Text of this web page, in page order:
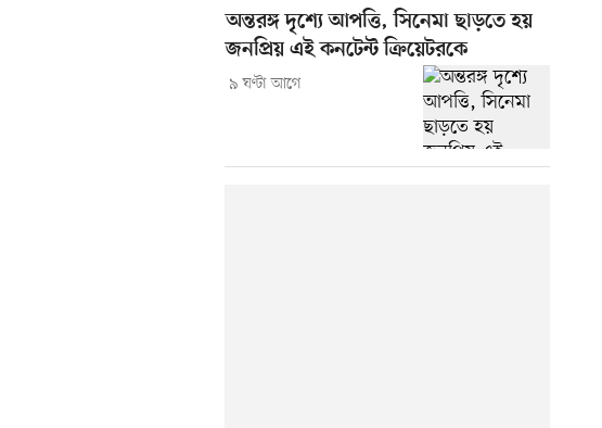
অন্তরঙ্গ দৃশ্যে আপত্তি, সিনেমা ছাড়তে হয়
জনপ্রিয় এই কনটেন্ট ক্রিয়েটরকে
৯ ঘণ্টা আগে